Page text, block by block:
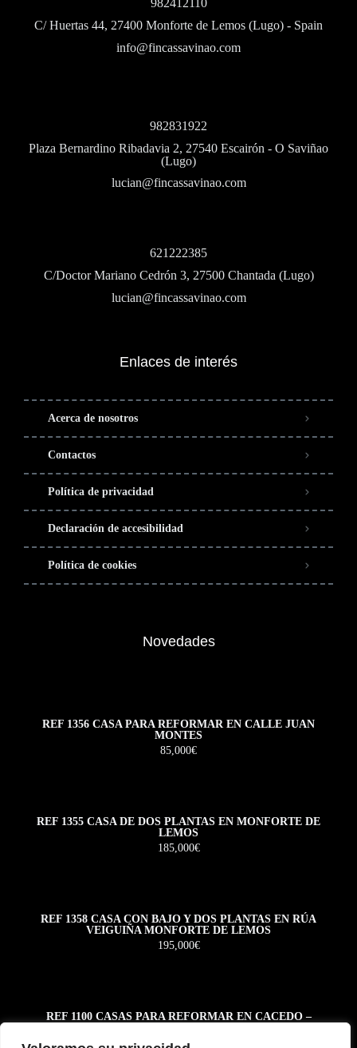
C/ Huertas 44, 27400 Monforte de Lemos (Lugo) - Spain
info@fincassavinao.com
982831922
Plaza Bernardino Ribadavia 2, 27540 Escairón - O Saviñao
(Lugo)
lucian@fincassavinao.com
621222385
C/Doctor Mariano Cedrón 3, 27500 Chantada (Lugo)
lucian@fincassavinao.com
Enlaces de interés
Acerca de nosotros
Contactos
Política de privacidad
Declaración de accesibilidad
Política de cookies
Novedades
REF 1356 CASA PARA REFORMAR EN CALLE JUAN
MONTES
85,000€
REF 1355 CASA DE DOS PLANTAS EN MONFORTE DE
LEMOS
185,000€
REF 1358 CASA CON BAJO Y DOS PLANTAS EN RÚA
VEIGUIÑA MONFORTE DE LEMOS
195,000€
REF 1100 CASAS PARA REFORMAR EN CACEDO –
55,000€